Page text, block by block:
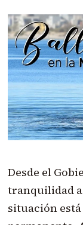
Desde el
tranquilidad
situación